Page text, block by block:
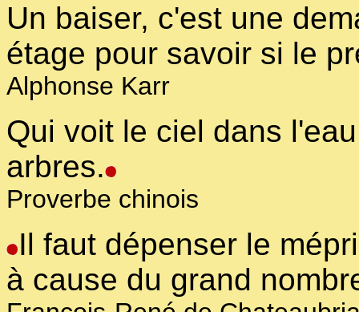
Un baiser, c'est une
étage pour savoir si le
Alphonse Karr
Qui voit le ciel dans
arbres.
Proverbe chinois
Il faut dépenser le
à cause du grand